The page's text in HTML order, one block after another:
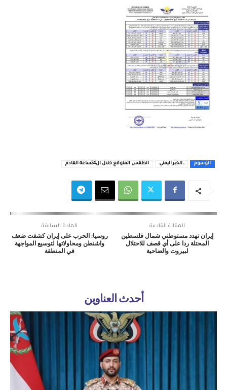
الوسوم ـ الخبر اليمني الطقس المتوقع خلال ال24ساعة القادم
المادة السابقة
روسيا: الحرب على إيران كشفت ضعف
واشنطن ومحاولاتها لتوسيع المواجهة
في المنطقة
المقالة القادمة
إيران تهدد مستوطني شمال فلسطين
المحتلة ردا على أي قصف للاحتلال
لبيروت والضاحية
أحدث العناوين